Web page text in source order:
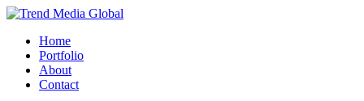
Home
Portfolio
About
Contact